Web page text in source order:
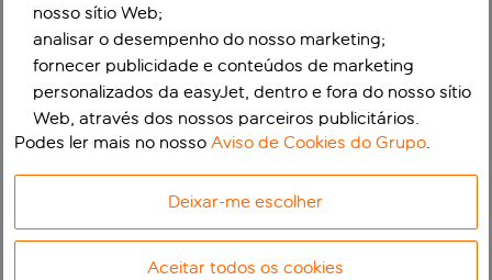
nosso sítio Web;
analisar o desempenho do nosso marketing;
fornecer publicidade e conteúdos de marketing
personalizados da easyJet, dentro e fora do nosso sítio
Web, através dos nossos parceiros publicitários.
Podes ler mais no nossoAviso de Cookies do Grupo.
Deixar-me escolher
Aceitar todos os cookies